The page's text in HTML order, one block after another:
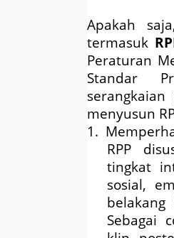
Apakah
termasuk
Peraturan
Standar
menyusun
1.
RPP
tingkat
sosial,
Sebagai